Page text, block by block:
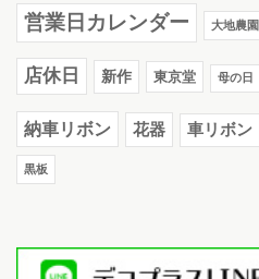
営業日カレンダー 大地農園
店休日 新作 東京堂 母の日
納車リボン 花器 車リボン
黒板